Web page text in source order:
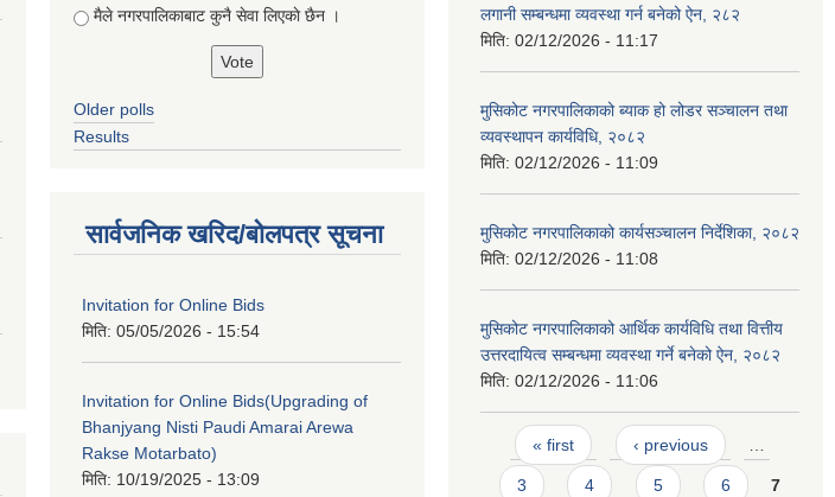
मैले नगरपालिकाबाट कुनै सेवा लिएकाे छैन ।
Older polls
Results
सार्वजनिक खरिद/बोलपत्र सूचना
Invitation for Online Bids
मिति: 05/05/2026 - 15:54
Invitation for Online Bids(Upgrading of
Bhanjyang Nisti Paudi Amarai Arewa
Rakse Motarbato)
मिति: 10/19/2025 - 13:09
लगानी सम्बन्धमा व्यवस्था गर्न बनेको ऐन, २८२
मिति: 02/12/2026 - 11:17
मुसिकोट नगरपालिकाको ब्याक हो लोडर सञ्चालन तथा
व्यवस्थापन कार्यविधि, २०८२
मिति: 02/12/2026 - 11:09
मुसिकोट नगरपालिकाको कार्यसञ्चालन निर्देशिका, २०८२
मिति: 02/12/2026 - 11:08
मुसिकोट नगरपालिकाको आर्थिक कार्यविधि तथा वित्तीय
उत्तरदायित्व सम्बन्धमा व्यवस्था गर्ने बनेको ऐन, २०८२
मिति: 02/12/2026 - 11:06
Pages
« first ‹ previous …
3 4 5 6 7